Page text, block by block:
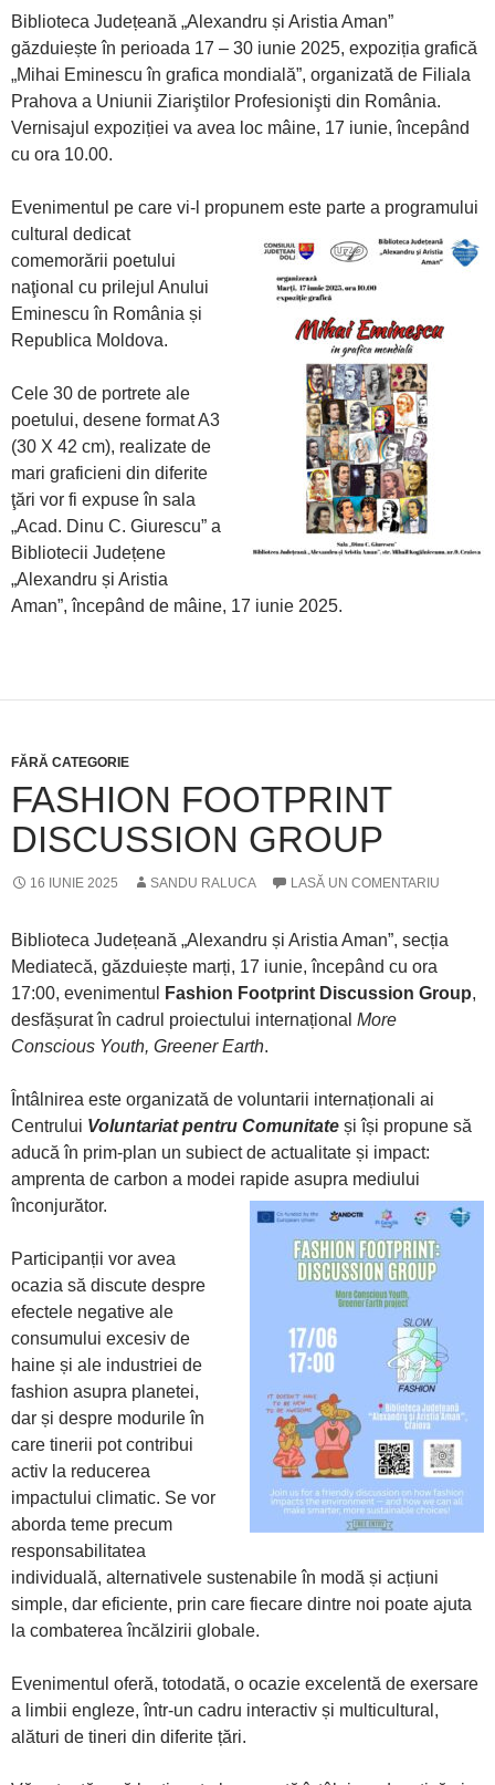
Biblioteca Județeană „Alexandru și Aristia Aman”
găzduiește în perioada 17 – 30 iunie 2025, expoziția grafică
„Mihai Eminescu în grafica mondială”, organizată de Filiala
Prahova a Uniunii Ziariştilor Profesionişti din România.
Vernisajul expoziției va avea loc mâine, 17 iunie, începând
cu ora 10.00.
Evenimentul pe care vi-l propunem este parte a programului
cu ltural dedicat
comemorării poetului
naţional cu prilejul Anului
Eminescu în România și
Republica Moldova.
Cele 30 de portrete ale
poetului, desene format A3
(30 X 42 cm), realizate de
mari graficieni din diferite
ţări vor fi expuse în sala
„Acad. Dinu C. Giurescu” a
Bibliotecii Județene
„Alexandru și Aristia
Aman”, începând de mâine, 17 iunie 2025.
FĂRĂ CATEGORIE
FASHION FOOTPRINT
DISCUSSION GROUP
16 IUNIE 2025 SANDU RALUCA LASĂ UN COMENTARIU
Biblioteca Județeană „Alexandru și Aristia Aman”, secția
Mediatecă, găzduiește marți, 17 iunie, începând cu ora
17:00, evenimentul
Fashion Footprint Discussion Group,
desfășurat în cadrul proiectului internațional More
Conscious Youth, Greener Earth.
Întâlnirea este organizată de voluntarii internaționali ai
Centrului Voluntariat pentru Comunitate și își propune să
aducă în prim-plan un subiect de actualitate și impact:
amprenta de carbon a modei rapide asupra mediului
înconjurător.
Participanții vor avea
ocazia să discute despre
efectele negative ale
consumului excesiv de
haine și ale industriei de
fashion asupra planetei,
dar și despre modurile în
care tinerii pot contribui
activ la reducerea
impactului climatic. Se vor
aborda teme precum
responsabilitatea
individuală, alternativele sustenabile în modă și acțiuni
simple, dar eficiente, prin care fiecare dintre noi poate ajuta
la combaterea încălzirii globale.
Evenimentul oferă, totodată, o ocazie excelentă de exersare
a limbii engleze, într-un cadru interactiv și multicultural,
alături de tineri din diferite țări.